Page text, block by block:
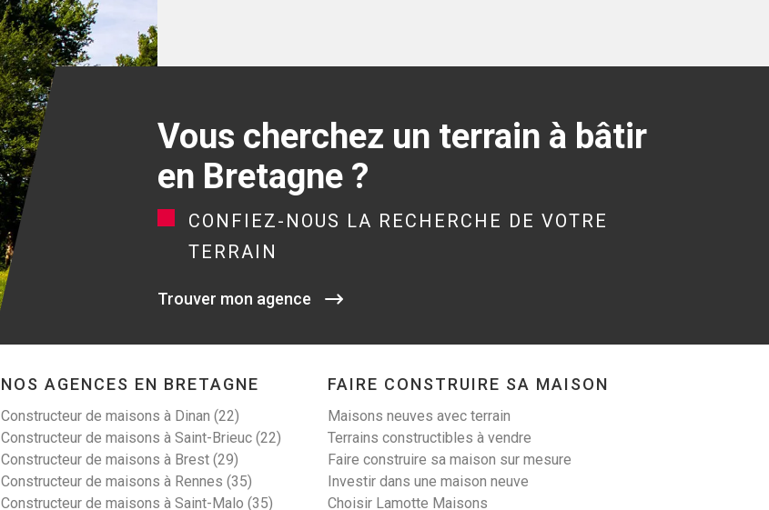
Terrain à Kergrist de
Terrain à Lanester de
305 m²
99 900 €
Vous cherchez un terrain à bâtir
en Bretagne ?
CONFIEZ-NOUS LA RECHERCHE DE VOTRE
TERRAIN
Trouver mon agence
NOS AGENCES EN BRETAGNE
Constructeur de maisons à Dinan (22)
Constructeur de maisons à Saint-Brieuc (22)
Constructeur de maisons à Brest (29)
Constructeur de maisons à Rennes (35)
Constructeur de maisons à Saint-Malo (35)
FAIRE CONSTRUIRE SA MAISON
Maisons neuves avec terrain
Terrains constructibles à vendre
Faire construire sa maison sur mesure
Investir dans une maison neuve
Choisir Lamotte Maisons